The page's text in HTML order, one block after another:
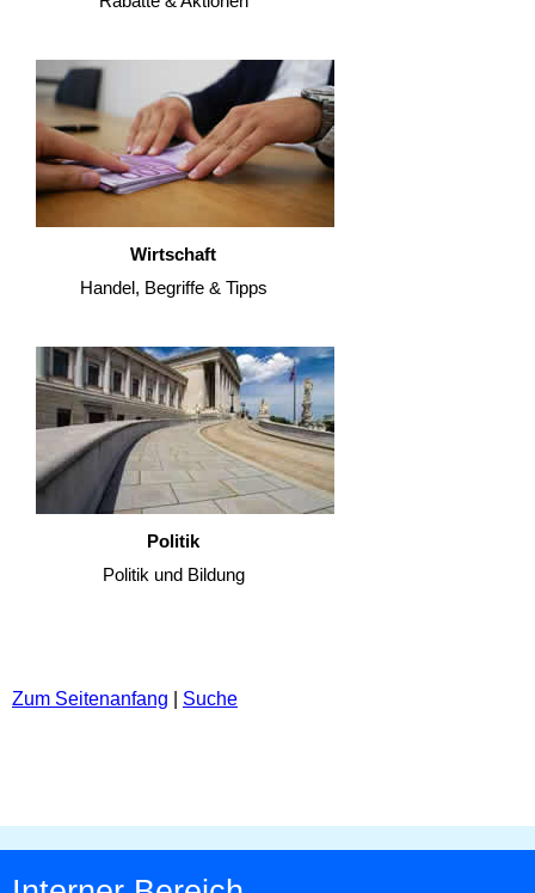
Wirtschaft
Handel, Begriffe & Tipps
Politik
Politik und Bildung
Zum Seitenanfang Suche